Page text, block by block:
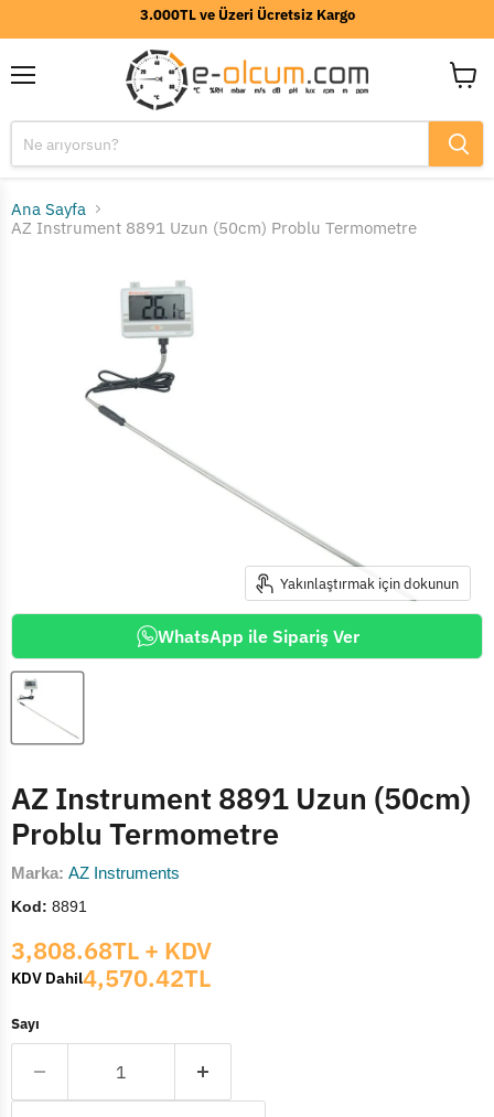
3.000TL ve Üzeri Ücretsiz Kargo
Ana Sayfa
AZ Instrument 8891 Uzun (50cm) Problu Termometre
Yakınlaştırmak için dokunun
WhatsApp ile Sipariş Ver
AZ Instrument 8891 Uzun (50cm)
Problu Termometre
Marka: AZ Instruments
Kod: 8891
Mevcut fiyat
3,808.68TL + KDV
KDV Dahil4,570.42TL
Sayı